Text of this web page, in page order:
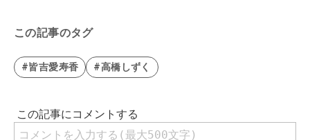
この記事のタグ
#皆吉愛寿香 #高橋しずく